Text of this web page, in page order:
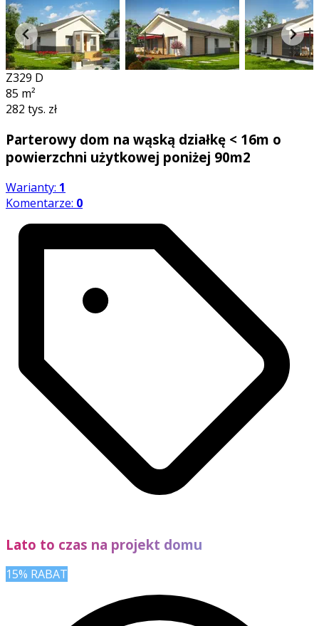
Z329 D
85 m²
282 tys. zł
Parterowy dom na wąską działkę < 16m o
powierzchni użytkowej poniżej 90m2
Warianty: 1
Komentarze: 0
Lato to czas na projekt domu
15% RABAT